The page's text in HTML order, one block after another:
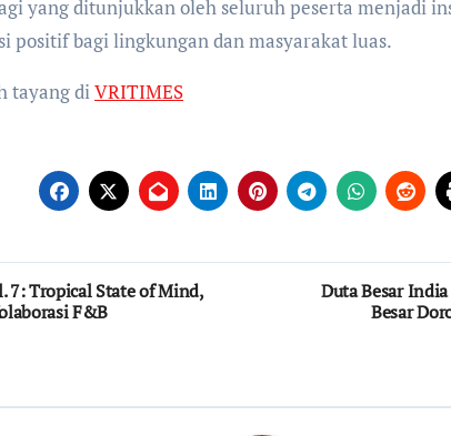
yang ditunjukkan oleh seluruh peserta menjadi
positif bagi lingkungan dan masyarakat luas.
tayang diVRITIMES
7: Tropical State of Mind,
F&B
Duta Besar
Besar